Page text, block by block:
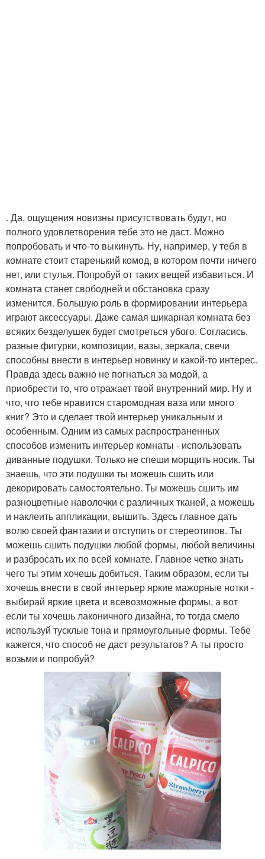
. Да, ощущения новизны присутствовать будут, но
полного удовлетворения тебе это не даст. Можно
попробовать и что-то выкинуть. Ну, например, у тебя в
комнате стоит старенький комод, в котором почти ничего
нет, или стулья. Попробуй от таких вещей избавиться. И
комната станет свободней и обстановка сразу
изменится. Большую роль в формировании интерьера
играют аксессуары. Даже самая шикарная комната без
всяких безделушек будет смотреться убого. Согласись,
разные фигурки, композиции, вазы, зеркала, свечи
способны внести в интерьер новинку и какой-то интерес.
Правда здесь важно не погнаться за модой, а
приобрести то, что отражает твой внутренний мир. Ну и
что, что тебе нравится старомодная ваза или много
книг? Это и сделает твой интерьер уникальным и
особенным. Одним из самых распространенных
способов изменить интерьер комнаты - использовать
диванные подушки. Только не спеши морщить носик. Ты
знаешь, что эти подушки ты можешь сшить или
декорировать самостоятельно. Ты можешь сшить им
разноцветные наволочки с различных тканей, а можешь
и наклеить аппликации, вышить. Здесь главное дать
волю своей фантазии и отступить от стереотипов. Ты
можешь сшить подушки любой формы, любой величины
и разбросать их по всей комнате. Главное четко знать
чего ты этим хочешь добиться. Таким образом, если ты
хочешь внести в свой интерьер яркие мажорные нотки -
выбирай яркие цвета и всевозможные формы, а вот
если ты хочешь лаконичного дизайна, то тогда смело
используй тусклые тона и прямоугольные формы. Тебе
кажется, что способ не даст результатов? А ты просто
возьми и попробуй?